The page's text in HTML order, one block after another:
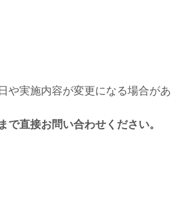
や実施内容が変更になる場合があ
直接お問い合わせください。